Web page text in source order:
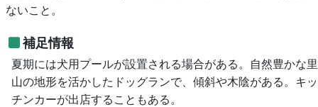
ないこと。
補足情報
夏期には犬用プールが設置される場合がある。自然豊かな里
山の地形を活かしたドッグランで、傾斜や木陰がある。キッ
チンカーが出店することもある。